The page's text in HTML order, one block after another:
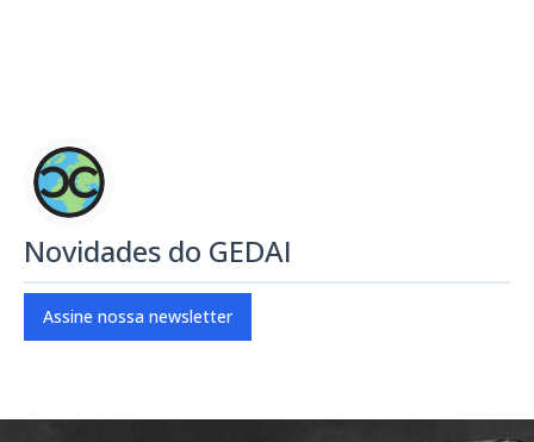
Novidades do GEDAI
Assine nossa newsletter